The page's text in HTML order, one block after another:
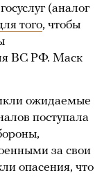
(аналог
того, чтобы
ВС РФ. Маск
ожидаемые
поступала
за свои
опасения, что